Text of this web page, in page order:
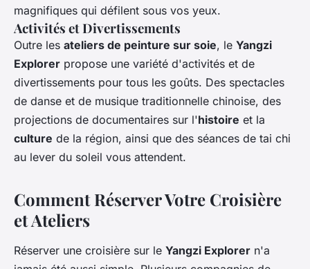
magnifiques qui défilent sous vos yeux.
Activités et Divertissements
Outre les ateliers de peinture sur soie, le Yangzi
Explorer propose une variété d'activités et de
divertissements pour tous les goûts. Des spectacles
de danse et de musique traditionnelle chinoise, des
projections de documentaires sur l'histoire et la
culture de la région, ainsi que des séances de tai chi
au lever du soleil vous attendent.
Comment Réserver Votre Croisière
et Ateliers
Réserver une croisière sur le Yangzi Explorer n'a